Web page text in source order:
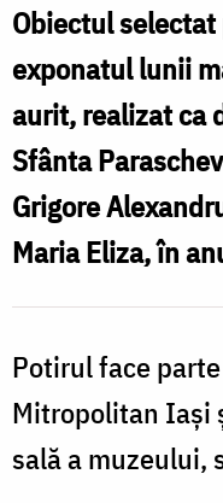
de
prințul
Grigore
Alexandru
Ghica
și
de
soția
sa,
Maria
Eliza
Obiectul
exponatul lunii
aurit, realizat ca
Sfânta
Grigore
Maria Eliza, în
Potirul face
Mitropolitan Iași
sală a muzeului,